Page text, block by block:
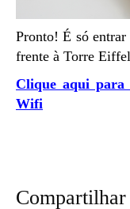
Pronto! É só entrar no Instagram e postar a sua foto em
frente à Torre
Clique aqui para adquirir o seu SIM Card Travel
Wifi
Compartilhar